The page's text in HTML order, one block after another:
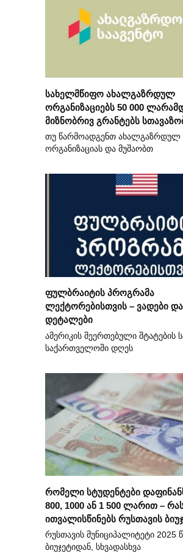
სახელმწიფო ახალგაზრდულ
ორგანიზაციებს 50 000
მიზნობრივ გრანტებს
თუ წარმოადგენთ ახალგაზრდულ
ორგანიზაციას და მუშაობთ
ფულბრაიტის პროგრამა
ლექტორებისთვის – ვადები და
დეტალები
ამერიკის შეერთებული
საქართველოში დღეს
რომელი სტუდენტები
800, 1000 ან 1 500 ლარით –
ითვალისწინებს რუსთავის
რუსთავის მუნიციპალიტეტი 2025
ბიუჯეტიდან, სხვადასხვა